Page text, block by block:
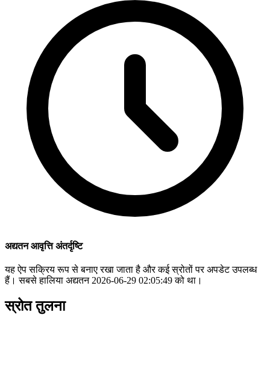
अद्यतन आवृत्ति अंतर्दृष्टि
यह ऐप सक्रिय रूप से बनाए रखा जाता है और कई स्रोतों पर अपडेट उपलब्ध
हैं। सबसे हालिया अद्यतन 2026-06-29 02:05:49 को था।
स्रोत तुलना